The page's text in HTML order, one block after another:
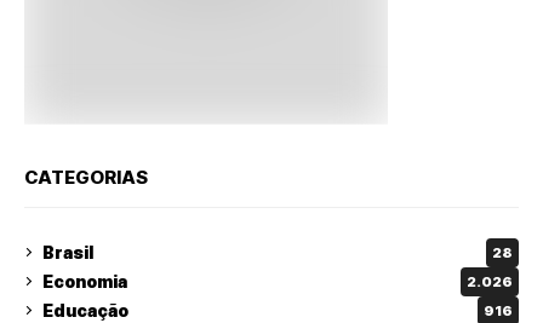
CATEGORIAS
Brasil 28
Economia 2.026
Educação 916